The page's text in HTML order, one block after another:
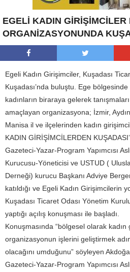
EGELİ KADIN GİRİŞİMCİLER
ORGANİZASYONUNDA
Egeli Kadın Girişimciler, Kuşadası
Kuşadası’nda buluştu. Ege
kadınların biraraya gelerek
amaçlayan organizasyona; İzmir,
Manisa il ve ilçelerinden kadın
KADIN GİRİŞİMCİLERDEN
Gazeteci-Yazar-Program Yapımcısı
Kurucusu-Yöneticisi ve USTUD (
Derneği) kurucu Başkanı Adviye
katıldığı ve Egeli Kadın Girişimcilerin
Kuşadası Ticaret Odası Yönetim
yaptığı açılış konuşması ile başladı.
Konuşmasında “bölgesel olarak
organizasyonun işlerini geliştirmek
olacağını umduğunu” söyleyen
Gazeteci-Yazar-Program Yapımcısı